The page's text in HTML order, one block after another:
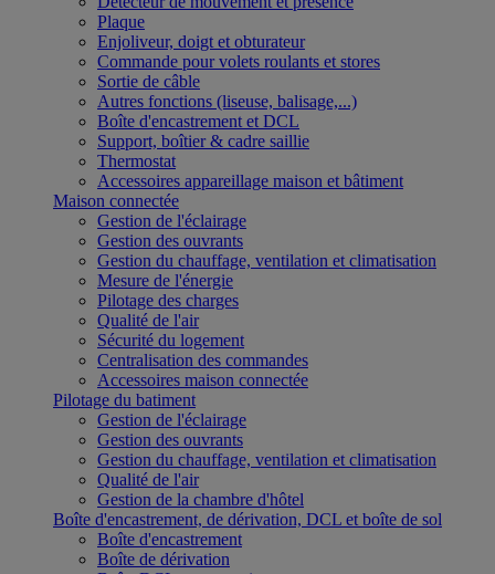
Plaque
Enjoliveur, doigt et obturateur
Commande pour volets roulants et stores
Sortie de câble
Autres fonctions (liseuse, balisage,...)
Boîte d'encastrement et DCL
Support, boîtier & cadre saillie
Thermostat
Accessoires appareillage maison et bâtiment
Maison connectée
Gestion de l'éclairage
Gestion des ouvrants
Gestion du chauffage, ventilation et climatisation
Mesure de l'énergie
Pilotage des charges
Qualité de l'air
Sécurité du logement
Centralisation des commandes
Accessoires maison connectée
Pilotage du batiment
Gestion de l'éclairage
Gestion des ouvrants
Gestion du chauffage, ventilation et climatisation
Qualité de l'air
Gestion de la chambre d'hôtel
Boîte d'encastrement, de dérivation, DCL et boîte de sol
Boîte d'encastrement
Boîte de dérivation